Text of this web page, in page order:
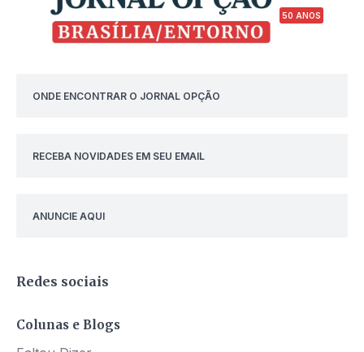
50 ANOS
ONDE ENCONTRAR O JORNAL OPÇÃO
RECEBA NOVIDADES EM SEU EMAIL
ANUNCIE AQUI
Redes sociais
Colunas e Blogs